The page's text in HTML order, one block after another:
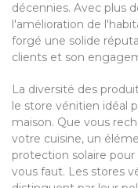
décennies. Avec plus
l'amélioration de
forgé une solide
clients et son
La diversité des
le store vénitien idéal
maison. Que vous
votre cuisine, un
protection solaire
vous faut. Les stores